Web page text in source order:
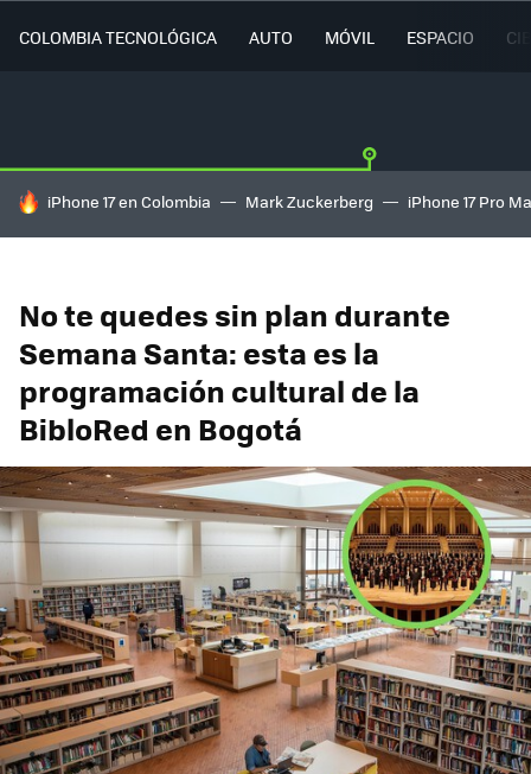
COLOMBIA TECNOLÓGICA AUTO MÓVIL ESPACIO
HOY SE HABLA DE
iPhone 17 en Colombia Mark Zuckerberg iPhone 17 Pro
No te quedes sin plan durante
Semana Santa: esta es la
programación cultural de la
BibloRed en Bogotá